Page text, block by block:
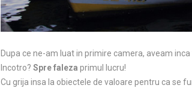
Dupa ce ne-am luat in primire camera, aveam
Incotro? Spre faleza primul lucru!
Cu grija insa la obiectele de valoare pentru ca se